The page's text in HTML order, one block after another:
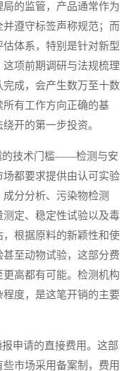
的监管，产品通常作为
遵守标签声称规范；而
体系，特别是针对新型
项前期调研与法规梳理
成，会产生数万至十数
所有工作方向正确的基
绕开的第一步投资。
技术门槛——检测与安
都要求提供由认可实验
分分析、污染物检测
测定、稳定性试验以及毒
根据原料的新颖性和使
至动物试验，这部分费
高都有可能。检测机构
度，是这笔开销的主要
申请的直接费用。这部
市场采用备案制，费用